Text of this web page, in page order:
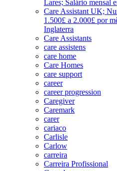
Lares; Salário mensal
Care Assistant UK;
1.500£ a 2.000£ por
Inglaterra
Care Assistants
care assistens
care home
Care Homes
care support
career
career progression
Caregiver
Caremark
carer
cariaco
Carlisle
Carlow
carreira
Carreira Profissional